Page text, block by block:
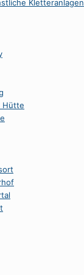
Kletteranlagen
Hütte